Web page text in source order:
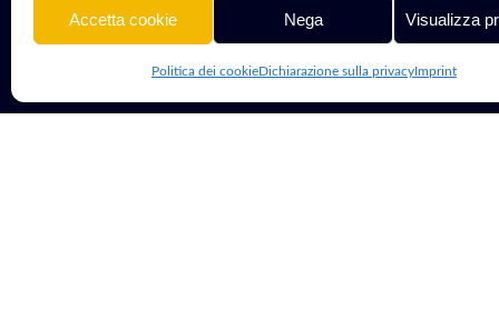
Accetta cookie Nega Visualizza
Politica dei cookieDichiarazione sulla privacyImprint